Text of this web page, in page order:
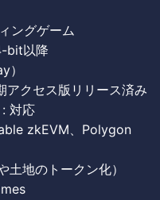
ングゲーム
bit以降
クセス版リリース済み
対応
zkEVM、Polygon
土地のトークン化）